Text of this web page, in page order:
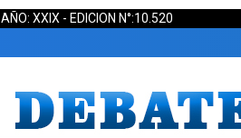
AÑO: XXIX - EDICION N°:10.520